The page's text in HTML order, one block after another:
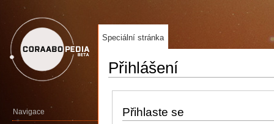
Přihlášení
Přihlaste se
Speciální stránka
Navigace